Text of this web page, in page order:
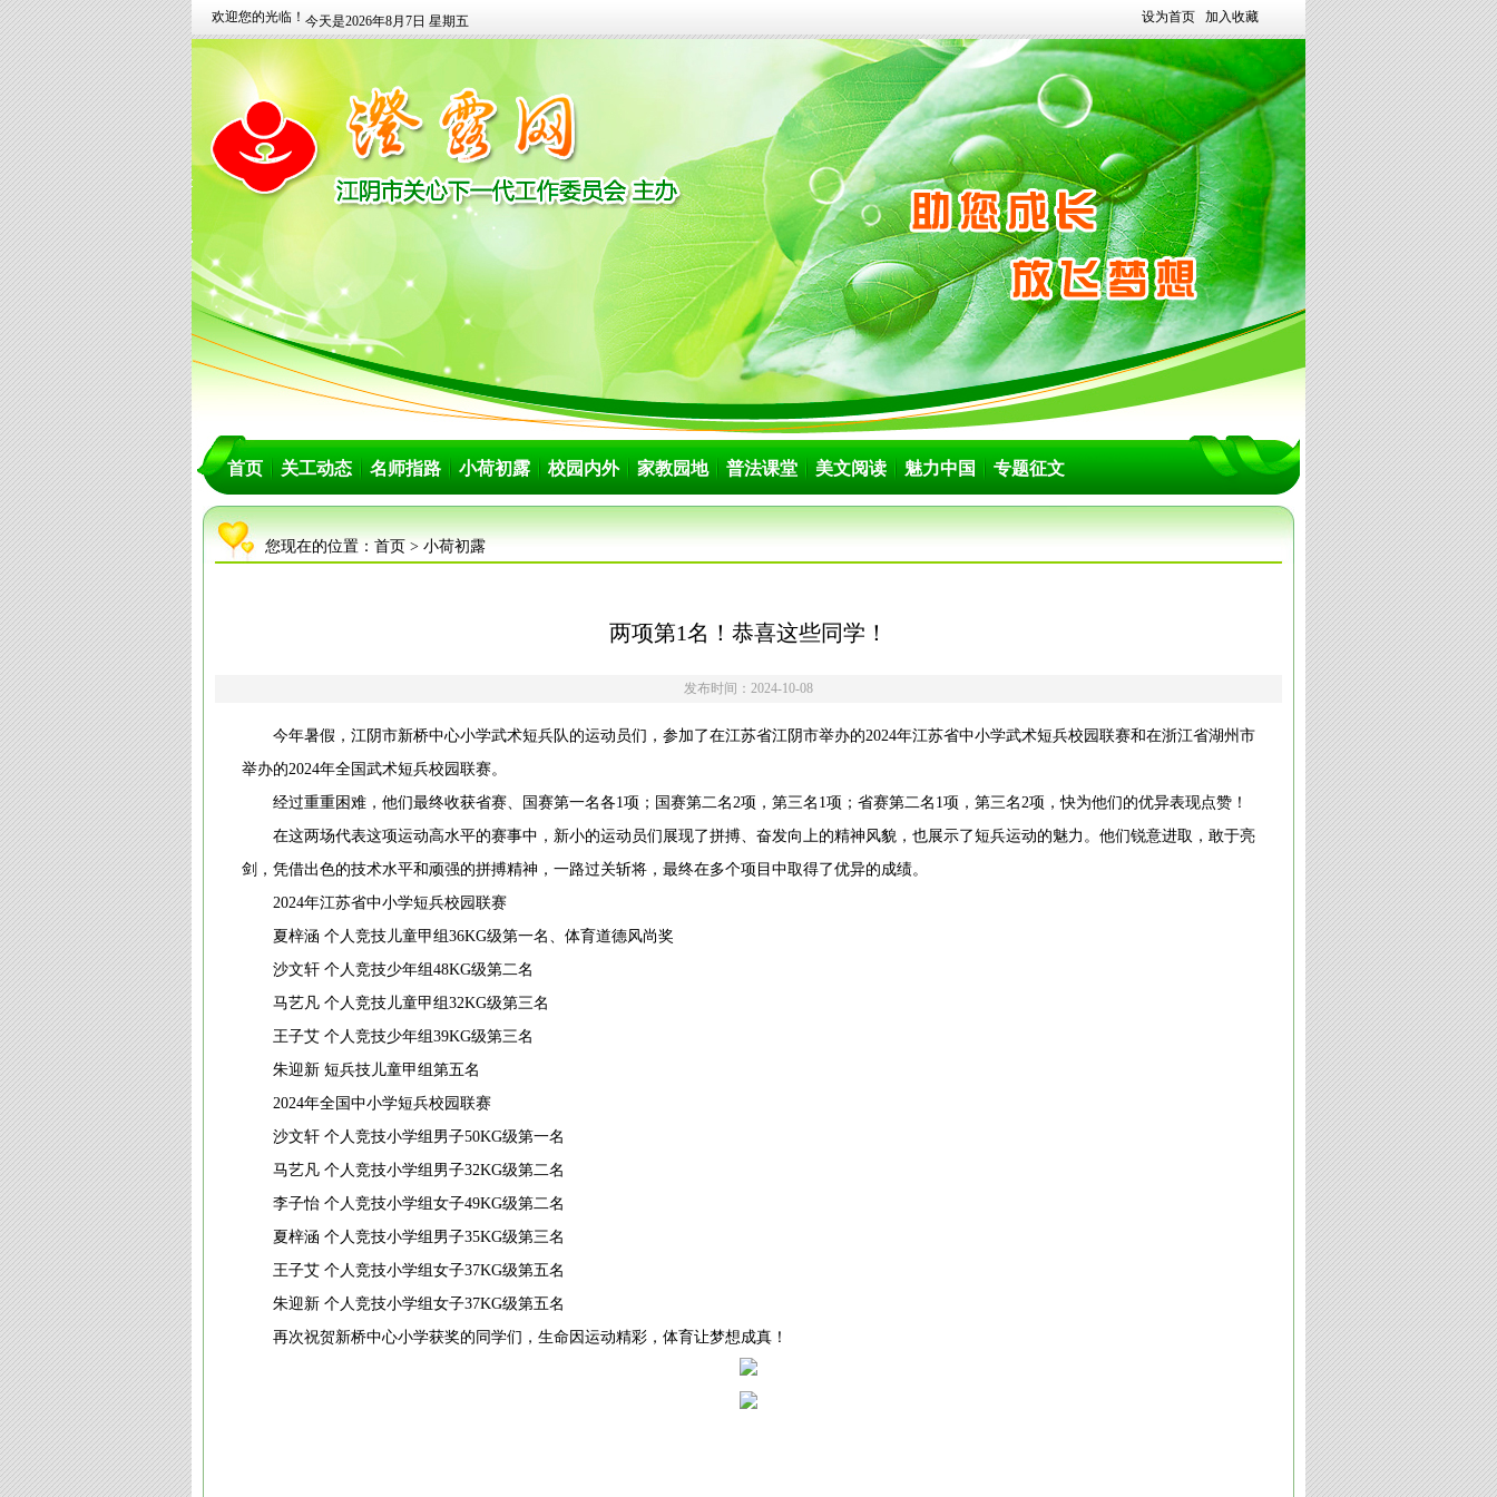
欢迎您的光临！ 今天是2026年8月7日 星期五 设为首页 加入收藏
首页 关工动态 名师指路 小荷初露 校园内外 家教园地 普法课堂 美文阅读 魅力中国 专题征文
您现在的位置： 首页 > 小荷初露
两项第1名！恭喜这些同学！
发布时间：2024-10-08
今年暑假，江阴市新桥中心小学武术短兵队的运动员们，参加了在江苏省江阴市举办的2024年江苏省中小学武术短兵校园联赛和在浙江省湖州市
举办的2024年全国武术短兵校园联赛。
经过重重困难，他们最终收获省赛、国赛第一名各1项；国赛第二名2项，第三名1项；省赛第二名1项，第三名2项，快为他们的优异表现点赞！
在这两场代表这项运动高水平的赛事中，新小的运动员们展现了拼搏、奋发向上的精神风貌，也展示了短兵运动的魅力。他们锐意进取，敢于亮
剑，凭借出色的技术水平和顽强的拼搏精神，一路过关斩将，最终在多个项目中取得了优异的成绩。
2024年江苏省中小学短兵校园联赛
夏梓涵 个人竞技儿童甲组36KG级第一名、体育道德风尚奖
沙文轩 个人竞技少年组48KG级第二名
马艺凡 个人竞技儿童甲组32KG级第三名
王子艾 个人竞技少年组39KG级第三名
朱迎新 短兵技儿童甲组第五名
2024年全国中小学短兵校园联赛
沙文轩 个人竞技小学组男子50KG级第一名
马艺凡 个人竞技小学组男子32KG级第二名
李子怡 个人竞技小学组女子49KG级第二名
夏梓涵 个人竞技小学组男子35KG级第三名
王子艾 个人竞技小学组女子37KG级第五名
朱迎新 个人竞技小学组女子37KG级第五名
再次祝贺新桥中心小学获奖的同学们，生命因运动精彩，体育让梦想成真！